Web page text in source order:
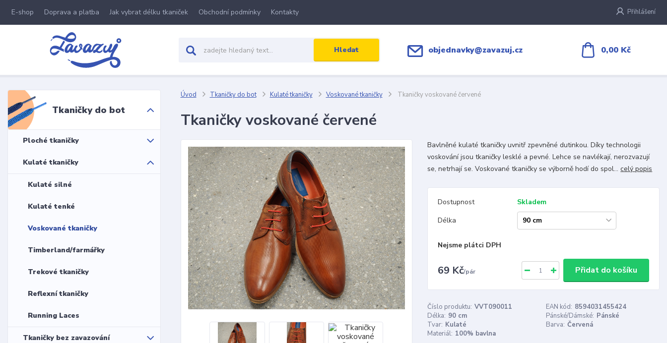
E-shop Doprava a platba Jak vybrat délku tkaniček Obchodní podmínky Kontakty Přihlášení
Hledat objednavky@zavazuj.cz 0,00 Kč
Tkaničky do bot
Ploché tkaničky
Kulaté tkaničky
Kulaté silné
Kulaté tenké
Voskované tkaničky
Timberland/farmářky
Trekové tkaničky
Reflexní tkaničky
Running Laces
Tkaničky bez zavazování
Úvod Tkaničky do bot Kulaté tkaničky Voskované tkaničky Tkaničky voskované červené
Tkaničky voskované červené
Bavlněné kulaté tkaničky uvnitř zpevněné dutinkou. Díky technologii
voskování jsou tkaničky lesklé a pevné. Lehce se navlékají, nerozvazují
se, netrhají se. Voskované tkaničky se výborně hodí do spol...celý popis
Dostupnost
Skladem
Délka
Nejsme plátci DPH
69 Kč/pár Přidat do košíku
Číslo produktu: VVT090011 EAN kód: 8594031455424
Délka: 90 cm Pánské/Dámské: Pánské
Tvar: Kulaté Barva: Červená
Materiál: 100% bavlna